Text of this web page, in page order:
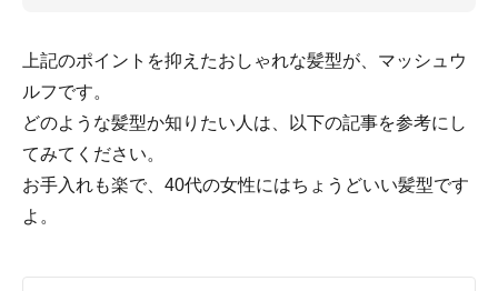
上記のポイントを抑えたおしゃれな髪型が、マッシュウ
ルフです。
どのような髪型か知りたい人は、以下の記事を参考にし
てみてください。
お手入れも楽で、40代の女性にはちょうどいい髪型です
よ。